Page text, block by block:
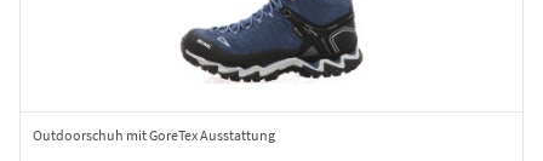
Outdoorschuh mit GoreTex Ausstattung